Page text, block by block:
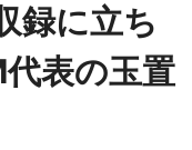
録に立ち
表の玉置